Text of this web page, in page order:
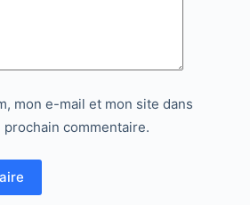
mon e-mail et mon site dans
commentaire.